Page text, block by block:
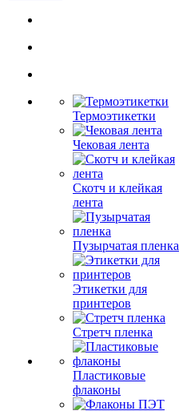
Термоэтикетки
Чековая лента
Скотч и клейкая
лента
Пузырчатая пленка
Этикетки для
принтеров
Стретч пленка
Пластиковые
флаконы